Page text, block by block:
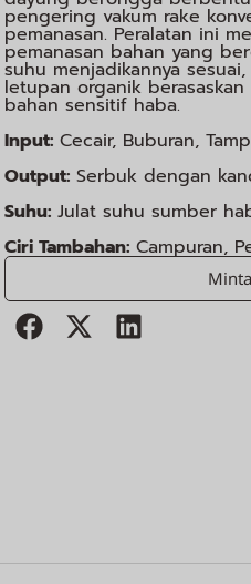
pengering vakum rake
pemanasan. Peralatan ini
pemanasan bahan yang
suhu menjadikannya
letupan organik
bahan sensitif haba.
Input:Cecair, Buburan,
Output:Serbuk dengan
Suhu:Julat suhu sumber
Ciri Tambahan:Campuran,